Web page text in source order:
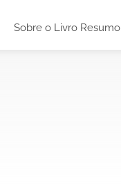
Sobre o Livro Resumo